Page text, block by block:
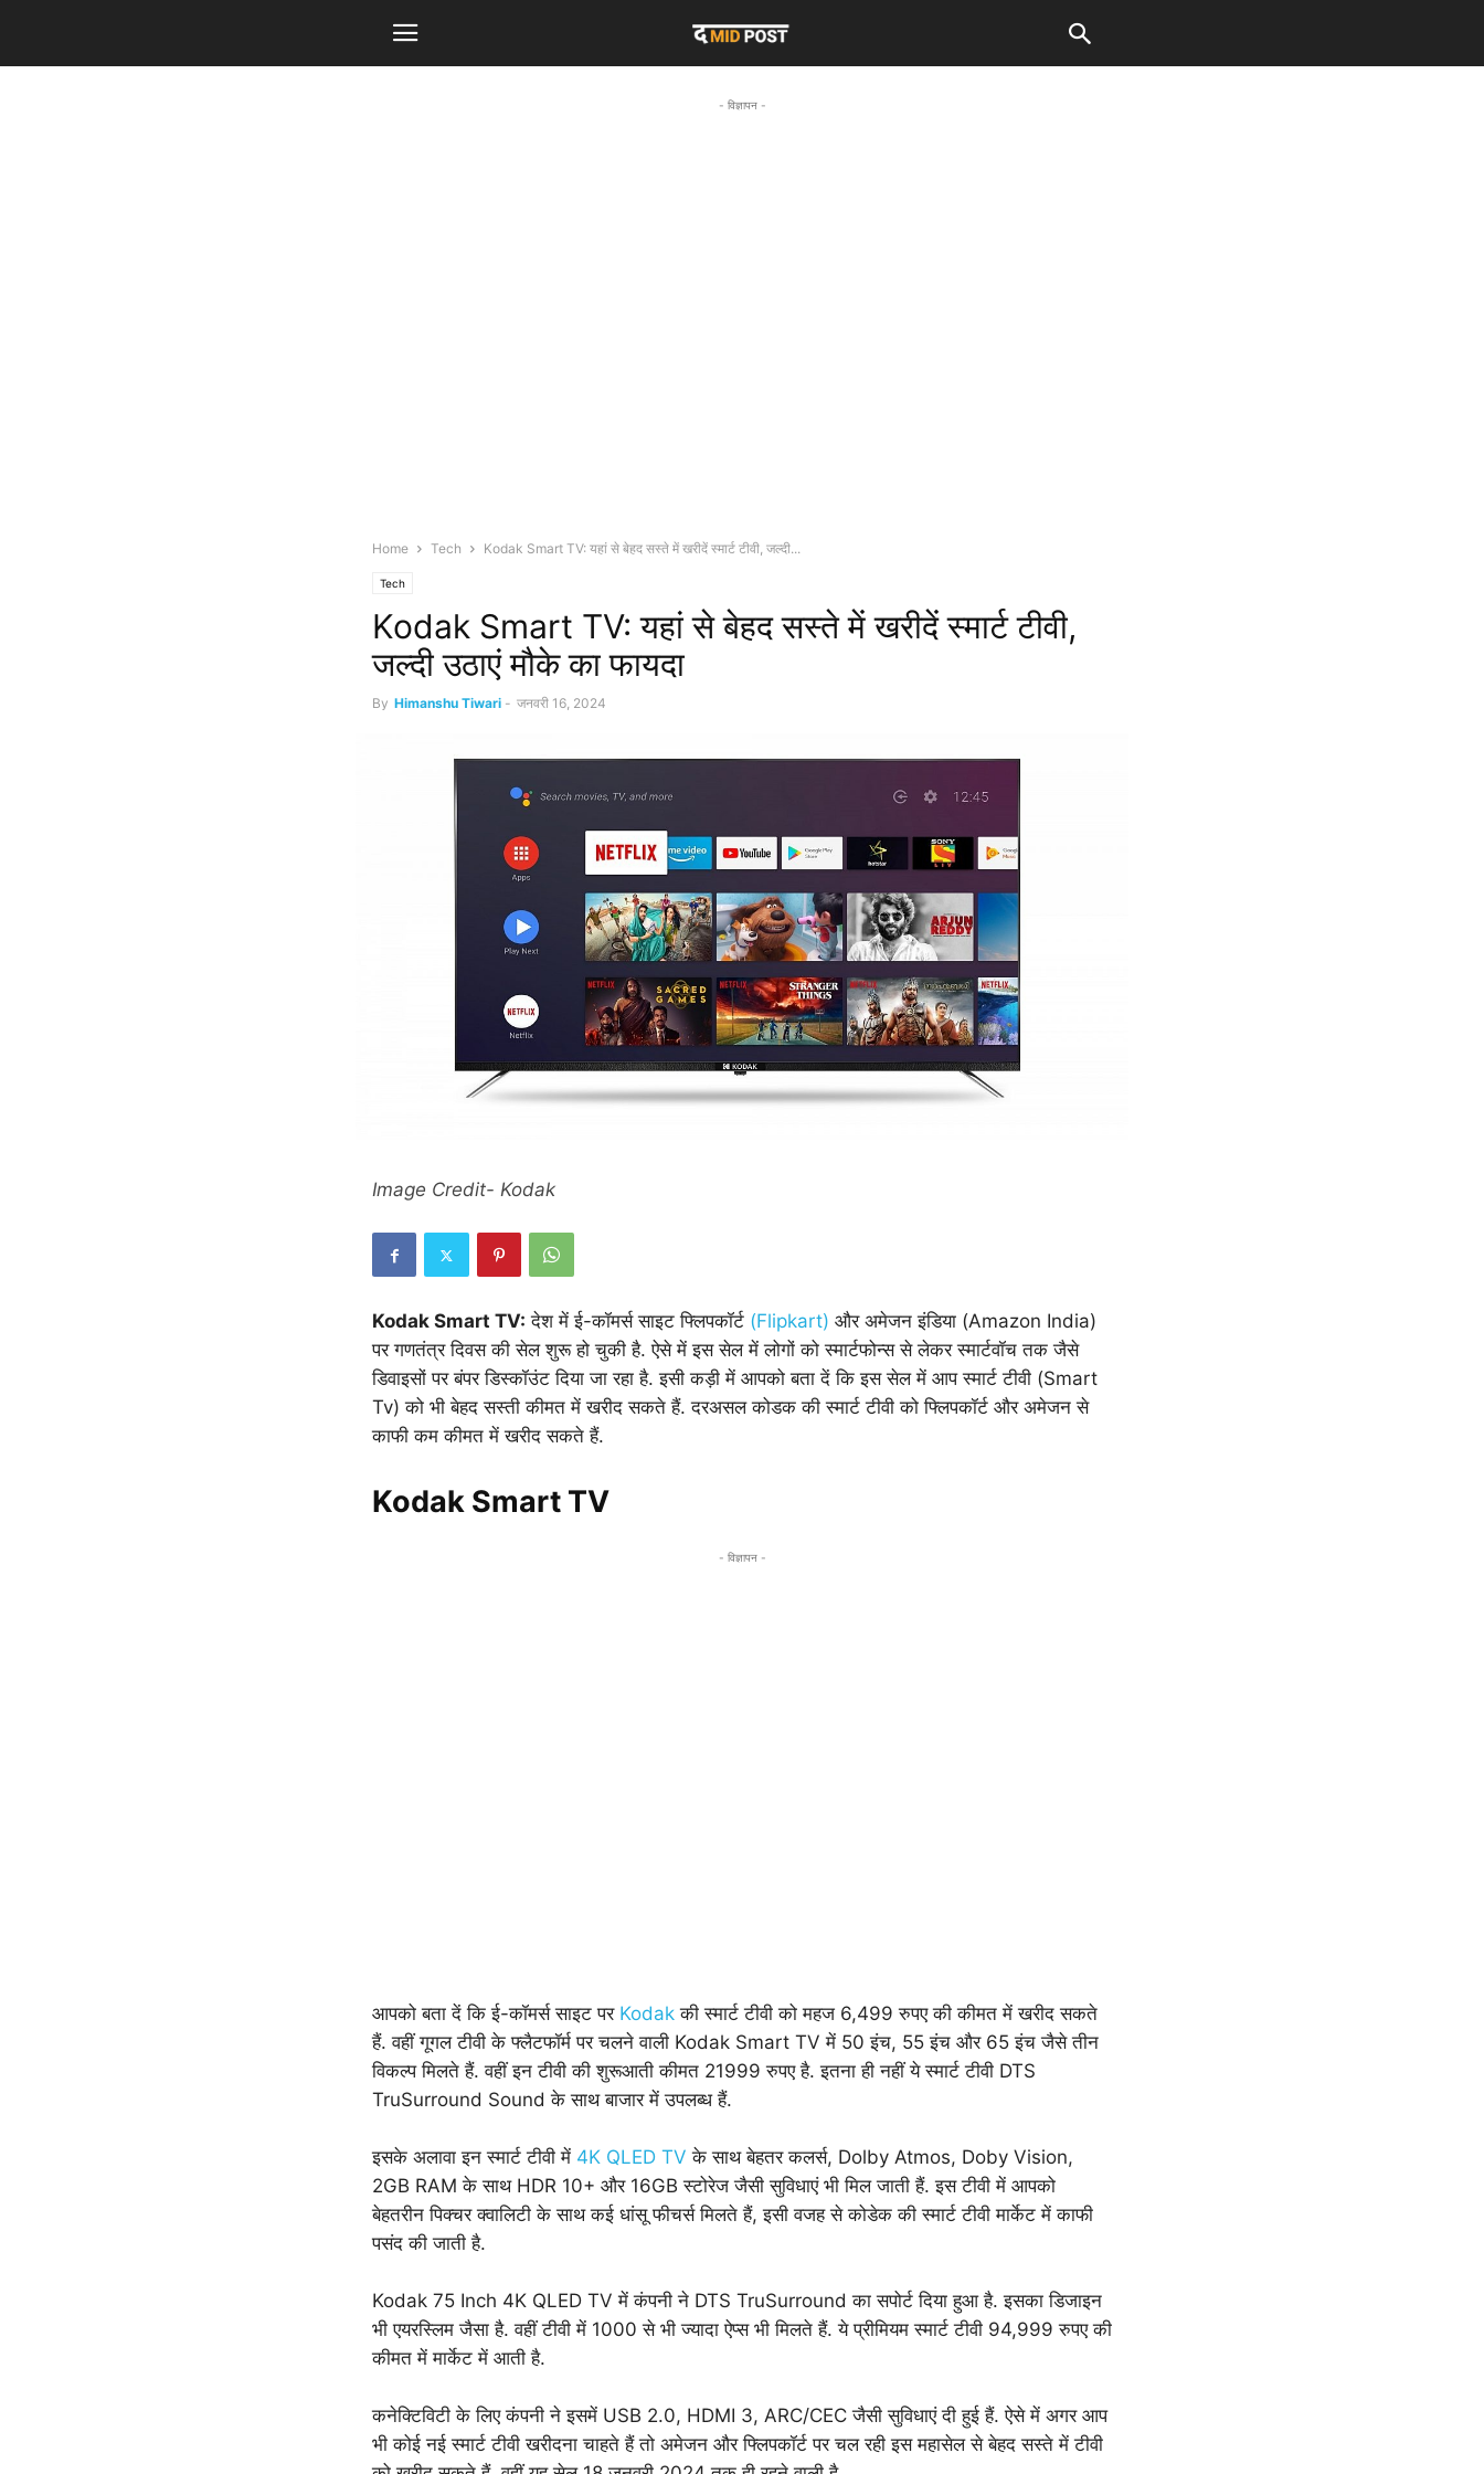
- विज्ञापन -
Home Tech Kodak Smart TV: यहां से बेहद सस्ते में खरीदें स्मार्ट टीवी, जल्दी...
Tech
Kodak Smart TV: यहां से बेहद सस्ते में खरीदें स्मार्ट टीवी,
जल्दी उठाएं मौके का फायदा
By Himanshu Tiwari - जनवरी 16, 2024
Image Credit- Kodak
Kodak Smart TV: देश में ई-कॉमर्स साइट फ्लिपकॉर्ट (Flipkart) और अमेजन इंडिया (Amazon India)
पर गणतंत्र दिवस की सेल शुरू हो चुकी है. ऐसे में इस सेल में लोगों को स्मार्टफोन्स से लेकर स्मार्टवॉच तक जैसे
डिवाइसों पर बंपर डिस्कॉउंट दिया जा रहा है. इसी कड़ी में आपको बता दें कि इस सेल में आप स्मार्ट टीवी (Smart
Tv) को भी बेहद सस्ती कीमत में खरीद सकते हैं. दरअसल कोडक की स्मार्ट टीवी को फ्लिपकॉर्ट और अमेजन से
काफी कम कीमत में खरीद सकते हैं.
Kodak Smart TV
- विज्ञापन -
आपको बता दें कि ई-कॉमर्स साइट पर Kodak की स्मार्ट टीवी को महज 6,499 रुपए की कीमत में खरीद सकते
हैं. वहीं गूगल टीवी के फ्लैटफॉर्म पर चलने वाली Kodak Smart TV में 50 इंच, 55 इंच और 65 इंच जैसे तीन
विकल्प मिलते हैं. वहीं इन टीवी की शुरूआती कीमत 21999 रुपए है. इतना ही नहीं ये स्मार्ट टीवी DTS
TruSurround Sound के साथ बाजार में उपलब्ध हैं.
इसके अलावा इन स्मार्ट टीवी में 4K QLED TV के साथ बेहतर कलर्स, Dolby Atmos, Doby Vision,
2GB RAM के साथ HDR 10+ और 16GB स्टोरेज जैसी सुविधाएं भी मिल जाती हैं. इस टीवी में आपको
बेहतरीन पिक्चर क्वालिटी के साथ कई धांसू फीचर्स मिलते हैं, इसी वजह से कोडेक की स्मार्ट टीवी मार्केट में काफी
पसंद की जाती है.
Kodak 75 Inch 4K QLED TV में कंपनी ने DTS TruSurround का सपोर्ट दिया हुआ है. इसका डिजाइन
भी एयरस्लिम जैसा है. वहीं टीवी में 1000 से भी ज्यादा ऐप्स भी मिलते हैं. ये प्रीमियम स्मार्ट टीवी 94,999 रुपए की
कीमत में मार्केट में आती है.
कनेक्टिविटी के लिए कंपनी ने इसमें USB 2.0, HDMI 3, ARC/CEC जैसी सुविधाएं दी हुई हैं. ऐसे में अगर आप
भी कोई नई स्मार्ट टीवी खरीदना चाहते हैं तो अमेजन और फ्लिपकॉर्ट पर चल रही इस महासेल से बेहद सस्ते में टीवी